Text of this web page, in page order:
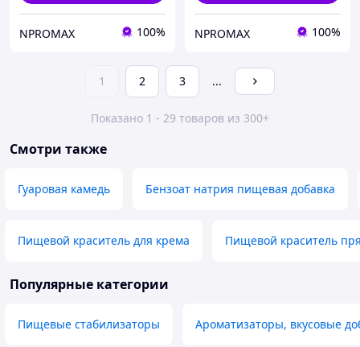
NPROMAX 100% NPROMAX 100%
1 2 3 ...
Показано 1 - 29 товаров из 300+
Смотри также
Гуаровая камедь Бензоат натрия пищевая добавка
Пищевой краситель для крема Пищевой краситель
Популярные категории
Пищевые стабилизаторы Ароматизаторы, вкусовые